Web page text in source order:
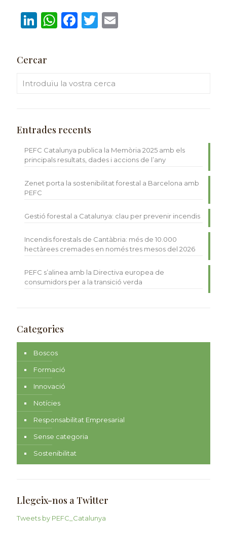
LinkedIn
WhatsApp
Facebook
Twitter
Email
Cercar
Entrades recents
PEFC Catalunya publica la Memòria 2025 amb els
principals resultats, dades i accions de l’any
Zenet porta la sostenibilitat forestal a Barcelona amb
PEFC
Gestió forestal a Catalunya: clau per prevenir incendis
Incendis forestals de Cantàbria: més de 10.000
hectàrees cremades en només tres mesos del 2026
PEFC s’alinea amb la Directiva europea de
consumidors per a la transició verda
Categories
Boscos
Formació
Innovació
Notícies
Responsabilitat Empresarial
Sense categoria
Sostenibilitat
Llegeix-nos a Twitter
Tweets by PEFC_Catalunya